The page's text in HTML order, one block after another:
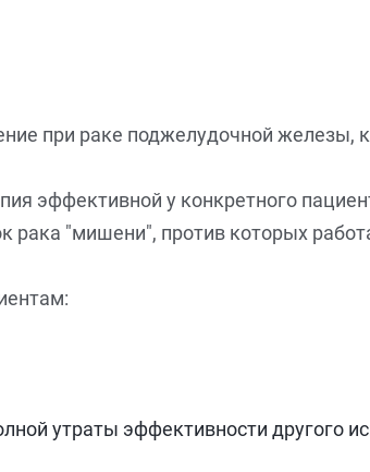
при раке поджелудочной железы,
эффективной у конкретного
рака "мишени", против которых
утраты эффективности другого